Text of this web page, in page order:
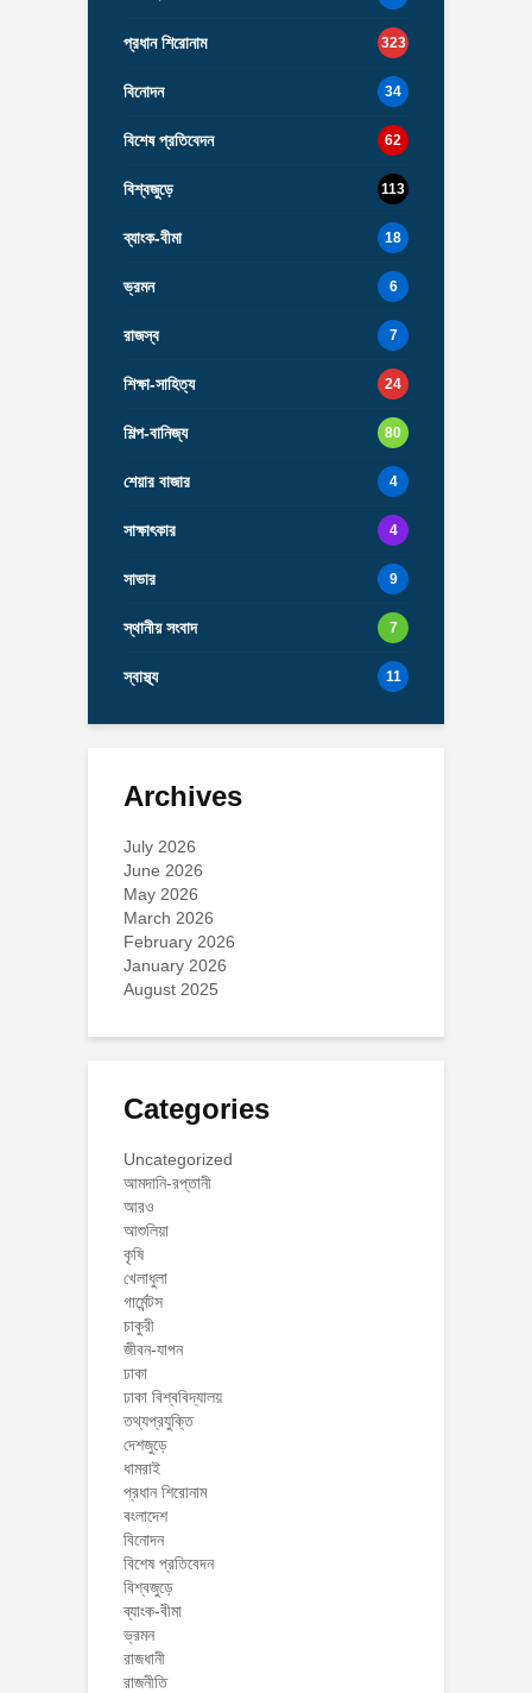
প্রধান শিরোনাম 323
বিনোদন 34
বিশেষ প্রতিবেদন 62
বিশ্বজুড়ে 113
ব্যাংক-বীমা 18
ভ্রমন 6
রাজস্ব 7
শিক্ষা-সাহিত্য 24
শিল্প-বানিজ্য 80
শেয়ার বাজার 4
সাক্ষাৎকার 4
সাভার 9
স্থানীয় সংবাদ 7
স্বাস্থ্য 11
Archives
July 2026
June 2026
May 2026
March 2026
February 2026
January 2026
August 2025
Categories
Uncategorized
আমদানি-রপ্তানী
আরও
আশুলিয়া
কৃষি
খেলাধুলা
গার্মেন্টস
চাকুরী
জীবন-যাপন
ঢাকা
ঢাকা বিশ্ববিদ্যালয়
তথ্যপ্রযুক্তি
দেশজুড়ে
ধামরাই
প্রধান শিরোনাম
বংলাদেশ
বিনোদন
বিশেষ প্রতিবেদন
বিশ্বজুড়ে
ব্যাংক-বীমা
ভ্রমন
রাজধানী
রাজনীতি